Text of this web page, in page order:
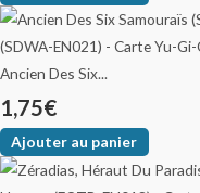
Ancien Des Six...
1,75€
Ajouter au panier